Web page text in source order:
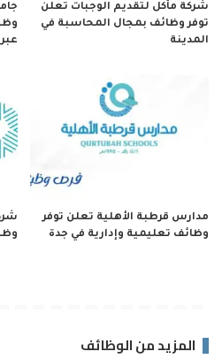
شركة مأكل لتقديم الوجبات تعلن
توفر وظائف بمجال المحاسبة في
المدينة
مدارس قرطبة الأهلية تعلن توفر
وظائف تعليمية وإدارية في جدة
المزيد من الوظائف